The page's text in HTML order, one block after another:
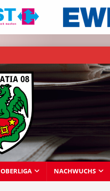
OBERLIGA NACHWUCHS